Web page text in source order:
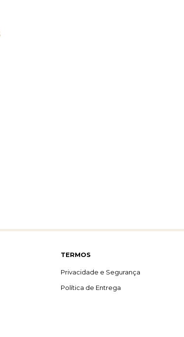
TERMOS
Privacidade e Segurança
Política de Entrega